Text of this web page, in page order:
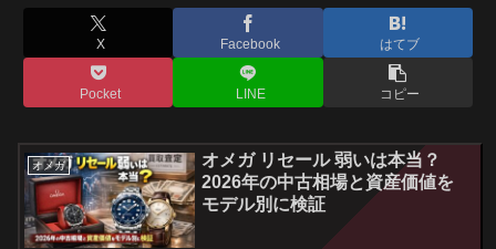
X Facebook はてブ
Pocket LINE コピー
オメガ
オメガ リセール 弱いは本当？
2026年の中古相場と資産価値を
モデル別に検証